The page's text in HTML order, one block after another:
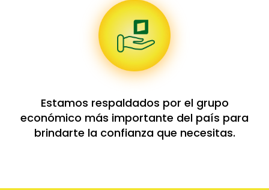
Estamos respaldados por el grupo
económico más importante del país para
brindarte la confianza que necesitas.